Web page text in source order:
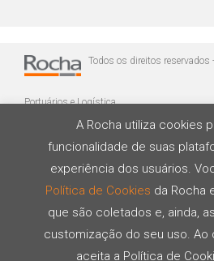
Todos os direitos reservados
Portuários e Logística
Desenvolvido por
A Rocha utiliza cookies
funcionalidade de suas
experiência dos usuários.
Política de Cookies da Rocha
que são coletados e, ainda,
customização do seu uso. Ao
aceita a Política de